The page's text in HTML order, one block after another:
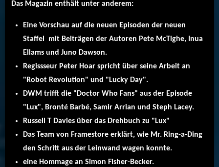
Das Magazin enthält unter anderem:
Eine Vorschau auf die neuen Episoden der neuen
Staffel mit Beiträgen der Autoren Pete McTighe, Inua
Ellams und Juno Dawson.
Regissseur Peter Hoar spricht über seine Arbeit an
"Robot Revolution" und "Lucky Day".
DWM trifft die "Doctor Who Fans" aus der Episode
"Lux", Bronté Barbé, Samir Arrian und Steph Lacey.
Russell T Davies über das Drehbuch zu "Lux"
Das Team von Framestore erklärt, wie Mr. Ring-a-Ding
den Schritt aus der Leinwand wagen konnte.
eine Hommage an Simon Fisher-Becker.